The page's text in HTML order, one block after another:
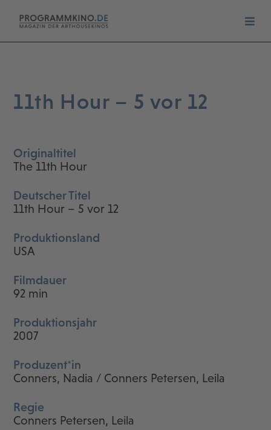
11th Hour – 5 vor 12
Originaltitel
The 11th Hour
Deutscher Titel
11th Hour – 5 vor 12
Produktionsland
USA
Filmdauer
92 min
Produktionsjahr
2007
Produzent*in
Conners, Nadia / Conners Petersen, Leila
Regie
Conners Petersen, Leila